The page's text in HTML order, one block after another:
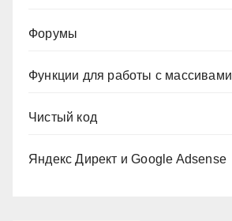
Форумы
Функции для работы с массивами
Чистый код
Яндекс Директ и Google Adsense